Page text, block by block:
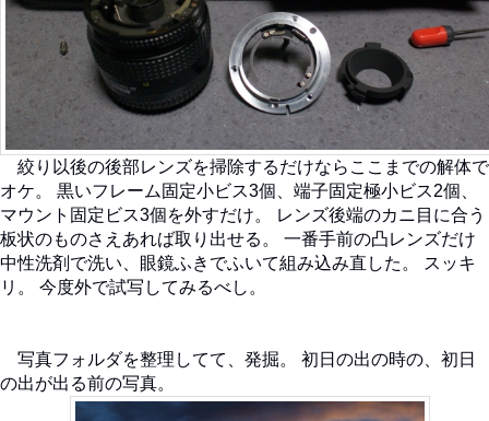
絞り以後の後部レンズを掃除するだけならここまでの解体で
オケ。 黒いフレーム固定小ビス3個、端子固定極小ビス2個、
マウント固定ビス3個を外すだけ。 レンズ後端のカニ目に合う
板状のものさえあれば取り出せる。 一番手前の凸レンズだけ
中性洗剤で洗い、眼鏡ふきでふいて組み込み直した。 スッキ
リ。 今度外で試写してみるべし。
写真フォルダを整理してて、発掘。 初日の出の時の、初日
の出が出る前の写真。